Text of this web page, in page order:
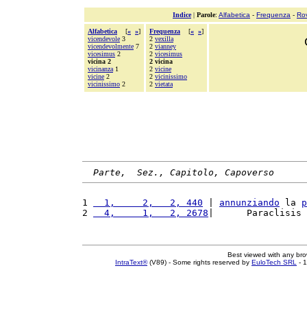
Indice| Parole: Alfabetica - Frequenza -
Alfabetica [« »]
vicendevole 3
vicendevolmente 7
vicesimus 2
vicina 2
vicinanza 1
vicine 2
vicinissimo 2
Frequenza [« »]
2 vexilla
2 vianney
2 vicesimus
2 vicina
2 vicine
2 vicinissimo
2 vietata
Parte,  Sez., Capitolo, Capoverso
1
  1,     2,   2, 440
annunziando la
2
  4,     1,   2, 2678
|
Best viewed with any
IntraText®(V89) - Some rights reserved by EuloTech SRL -